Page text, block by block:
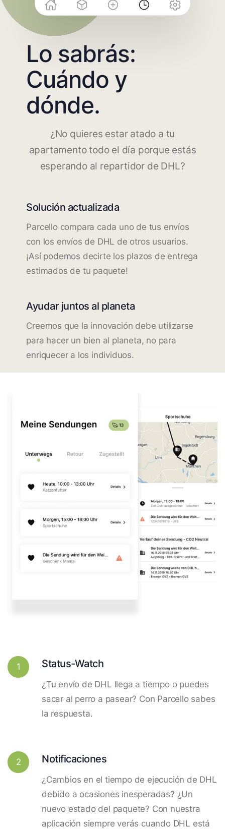
Lo sabrás:
Cuándo y
dónde.
¿No quieres estar atado a tu
apartamento todo el día porque estás
esperando al repartidor de DHL?
Solución actualizada
Parcello compara cada uno de tus envíos
con los envíos de DHL de otros usuarios.
¡Así podemos decirte los plazos de entrega
estimados de tu paquete!
Ayudar juntos al planeta
Creemos que la innovación debe utilizarse
para hacer un bien al planeta, no para
enriquecer a los individuos.
1 Status-Watch
¿Tu envío de DHL llega a tiempo o puedes
sacar al perro a pasear? Con Parcello sabes
la respuesta.
2 Notificaciones
¿Cambios en el tiempo de ejecución de DHL
debido a ocasiones inesperadas? ¿Un
nuevo estado del paquete? Con nuestra
aplicación siempre verás cuando DHL está